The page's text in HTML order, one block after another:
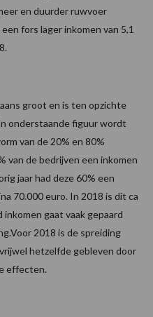
en duurder ruwvoer
fors lager inkomen van 5,1
groot en is ten opzichte
onderstaande figuur wordt
van de 20% en 80%
van de bedrijven een inkomen
jaar had deze 60% een
70.000 euro. In 2018 is dit ca
gaat vaak gepaard
2018 is de spreiding
hetzelfde gebleven door
effecten.